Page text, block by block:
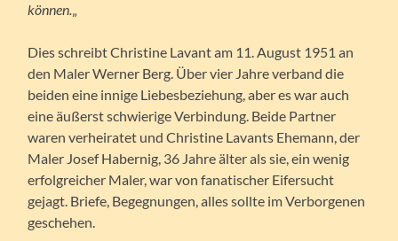
können.„
Dies schreibt Christine Lavant am 11. August 1951 an
den Maler Werner Berg. Über vier Jahre verband die
beiden eine innige Liebesbeziehung, aber es war auch
eine äußerst schwierige Verbindung. Beide Partner
waren verheiratet und Christine Lavants Ehemann, der
Maler Josef Habernig, 36 Jahre älter als sie, ein wenig
erfolgreicher Maler, war von fanatischer Eifersucht
gejagt. Briefe, Begegnungen, alles sollte im Verborgenen
geschehen.